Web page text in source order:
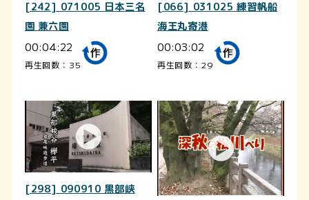
[242] 071005 日本三名
園 兼六園
00:04:22
再生回数：35
[066] 031025 練習帆船
海王丸寄港
00:03:02
再生回数：29
[298] 090910 黒部峡